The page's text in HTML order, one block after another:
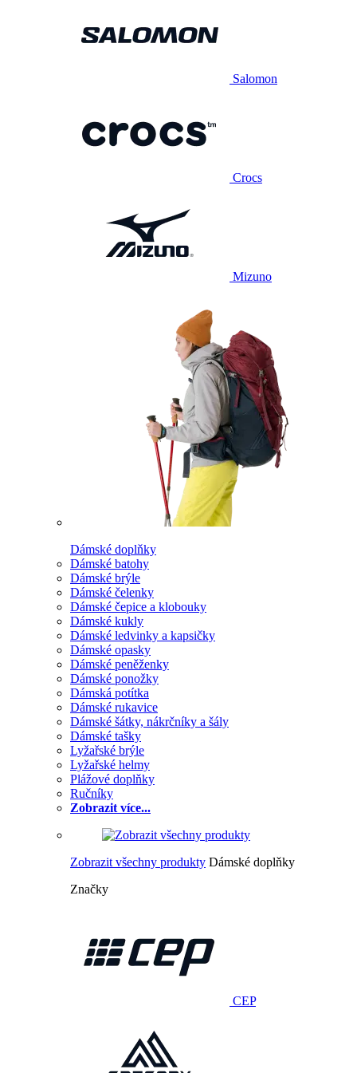
Salomon
Crocs
Mizuno
Dámské doplňky
Dámské batohy
Dámské brýle
Dámské čelenky
Dámské čepice a klobouky
Dámské kukly
Dámské ledvinky a kapsičky
Dámské opasky
Dámské peněženky
Dámské ponožky
Dámská potítka
Dámské rukavice
Dámské šátky, nákrčníky a šály
Dámské tašky
Lyžařské brýle
Lyžařské helmy
Plážové doplňky
Ručníky
Zobrazit více...
Zobrazit všechny produkty Dámské doplňky
Značky
CEP